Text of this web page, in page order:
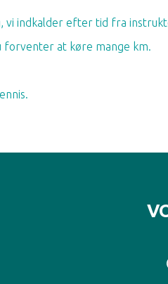
vi indkalder efter tid fra
forventer at køre mange km.